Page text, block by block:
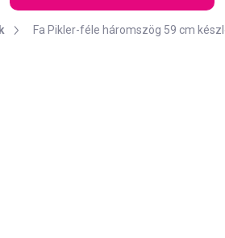
Fa Pikler-féle háromszög 59 cm